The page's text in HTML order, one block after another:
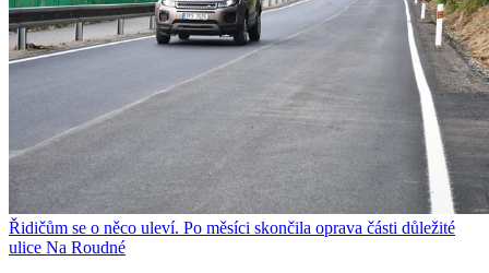
Řidičům se o něco uleví. Po měsíci skončila oprava části důležité
ulice Na Roudné